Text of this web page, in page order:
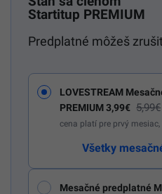
Startitup PREMIUM
Predplatné môžeš
LOVESTREAM
PREMIUM 3,99€ 5,99€
cena platí pre prvý
Všetky
Mesačné predplatné